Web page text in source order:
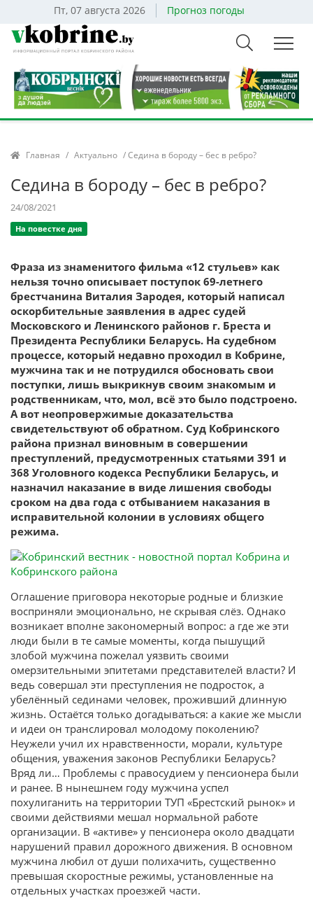
Пт, 07 августа 2026 Прогноз погоды
Главная / Актуально / Седина в бороду – бес в ребро?
Седина в бороду – бес в ребро?
24/08/2021
На повестке дня
Фраза из знаменитого фильма «12 стульев» как
нельзя точно описывает поступок 69-летнего
брестчанина Виталия Зародея, который написал
оскорбительные заявления в адрес судей
Московского и Ленинского районов г. Бреста и
Президента Республики Беларусь. На судебном
процессе, который недавно проходил в Кобрине,
мужчина так и не потрудился обосновать свои
поступки, лишь выкрикнув своим знакомым и
родственникам, что, мол, всё это было подстроено.
А вот неопровержимые доказательства
свидетельствуют об обратном. Суд Кобринского
района признал виновным в совершении
преступлений, предусмотренных статьями 391 и
368 Уголовного кодекса Республики Беларусь, и
назначил наказание в виде лишения свободы
сроком на два года с отбыванием наказания в
исправительной колонии в условиях общего
режима.
Оглашение приговора некоторые родные и близкие
восприняли эмоционально, не скрывая слёз. Однако
возникает вполне закономерный вопрос: а где же эти
люди были в те самые моменты, когда пышущий
злобой мужчина пожелал уязвить своими
омерзительными эпитетами представителей власти? И
ведь совершал эти преступления не подросток, а
убелённый сединами человек, проживший длинную
жизнь. Остаётся только догадываться: а какие же мысли
и идеи он транслировал молодому поколению?
Неужели учил их нравственности, морали, культуре
общения, уважения законов Республики Беларусь?
Вряд ли… Проблемы с правосудием у пенсионера были
и ранее. В нынешнем году мужчина успел
похулиганить на территории ТУП «Брестский рынок» и
своими действиями мешал нормальной работе
организации. В «активе» у пенсионера около двадцати
нарушений правил дорожного движения. В основном
мужчина любил от души полихачить, существенно
превышая скоростные режимы, установленные на
отдельных участках проезжей части.